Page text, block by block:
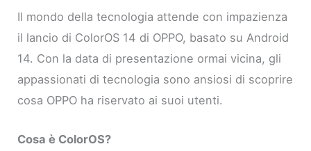
Il mondo della tecnologia attende con impazienza
il lancio di ColorOS 14 di OPPO, basato su Android
14. Con la data di presentazione ormai vicina, gli
appassionati di tecnologia sono ansiosi di scoprire
cosa OPPO ha riservato ai suoi utenti.
Cosa è ColorOS?